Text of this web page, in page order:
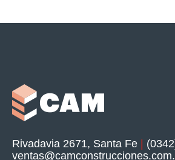
Rivadavia 2671, Santa Fe